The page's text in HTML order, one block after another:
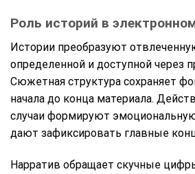
Роль историй в
Истории преобразуют
определенной и доступной через
Сюжетная структура сохраняет
начала до конца материала.
случаи формируют
дают зафиксировать главные
Нарратив обращает скучные